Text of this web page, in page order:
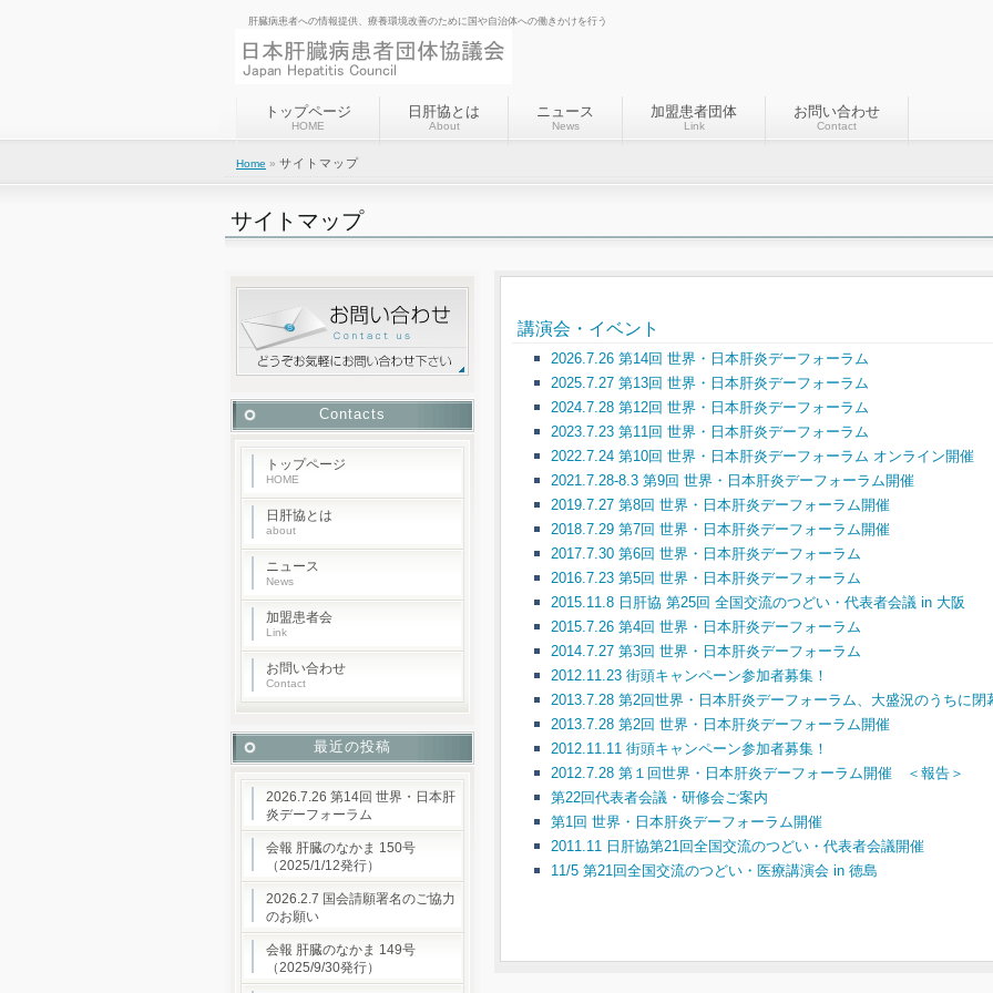
肝臓病患者への情報提供、療養環境改善のために国や自治体への働きかけを行う
トップページ
HOME
日肝協とは
About
ニュース
News
加盟患者団体
Link
お問い合わせ
Contact
Home » サイトマップ
サイトマップ
講演会・イベント
2026.7.26 第14回 世界・日本肝炎デーフォーラム
2025.7.27 第13回 世界・日本肝炎デーフォーラム
2024.7.28 第12回 世界・日本肝炎デーフォーラム
2023.7.23 第11回 世界・日本肝炎デーフォーラム
2022.7.24 第10回 世界・日本肝炎デーフォーラム オンライン開催
2021.7.28-8.3 第9回 世界・日本肝炎デーフォーラム開催
2019.7.27 第8回 世界・日本肝炎デーフォーラム開催
2018.7.29 第7回 世界・日本肝炎デーフォーラム開催
2017.7.30 第6回 世界・日本肝炎デーフォーラム
2016.7.23 第5回 世界・日本肝炎デーフォーラム
2015.11.8 日肝協 第25回 全国交流のつどい・代表者会議 in 大阪
2015.7.26 第4回 世界・日本肝炎デーフォーラム
2014.7.27 第3回 世界・日本肝炎デーフォーラム
2012.11.23 街頭キャンペーン参加者募集！
2013.7.28 第2回世界・日本肝炎デーフォーラム、大盛況のうちに閉
2013.7.28 第2回 世界・日本肝炎デーフォーラム開催
2012.11.11 街頭キャンペーン参加者募集！
2012.7.28 第１回世界・日本肝炎デーフォーラム開催 ＜報告＞
第22回代表者会議・研修会ご案内
第1回 世界・日本肝炎デーフォーラム開催
2011.11 日肝協第21回全国交流のつどい・代表者会議開催
11/5 第21回全国交流のつどい・医療講演会 in 徳島
Contacts
トップページ
HOME
日肝協とは
about
ニュース
News
加盟患者会
Link
お問い合わせ
Contact
最近の投稿
2026.7.26 第14回 世界・日本肝
炎デーフォーラム
会報 肝臓のなかま 150号
（2025/1/12発行）
2026.2.7 国会請願署名のご協力
のお願い
会報 肝臓のなかま 149号
（2025/9/30発行）